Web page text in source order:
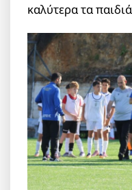
καλύτερα τα